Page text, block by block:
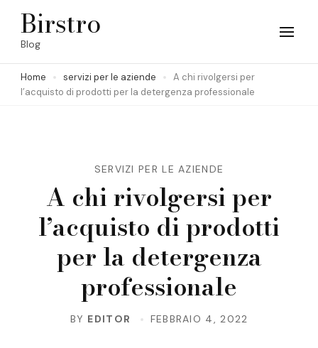
Skip
(Press
Birstro
Blog
Home servizi per le aziende
A chi rivolgersi per
l’acquisto di prodotti per la detergenza professionale
SERVIZI PER LE AZIENDE
A chi rivolgersi per
l’acquisto di prodotti
per la detergenza
professionale
BY EDITOR FEBBRAIO 4, 2022